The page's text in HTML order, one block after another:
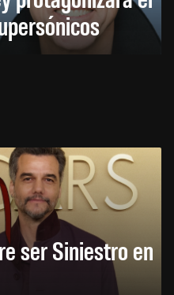
ser Siniestro en